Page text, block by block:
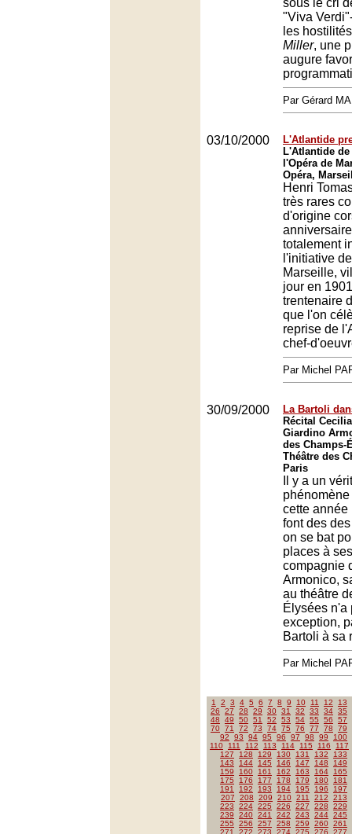
sous le cri
"Viva
les
Miller, une
augure
Par Gérard
03/10/2000
L'Atlantide
L'Atlantide
l'Opéra de
Opéra,
Henri
très rares
d'origine
totalement
l'initiative
Marseille,
jour en
trentenaire
que l'on
reprise de
chef-
Par Michel
30/09/2000
La Bartoli
Récital
Giardino
des Champs-
Théâtre des
Paris
Il y a un
cette année
font des
on se bat
places à
compagnie
Armonico,
au théâtre
Élysées n'a
exception,
Bartoli à sa
Par Michel
1 2 3 4 5 6 7 8 9 10 11 12
13
26
27 28 29 30 31 32 33 34 35
48
49 50 51 52 53 54 55 56
57
70 71 72 73 74 75 76 77 78
79
92
93 94 95 96 97 98 99
100
110
111 112 113 114 115 116
117
127
128 129 130 131 132
133
143
144 145 146 147 148
149
159
160 161 162 163 164
165
175
176 177 178 179 180
181
191
192 193 194 195 196
197
207
208 209 210 211 212
213
223
224 225 226 227 228
229
239
240 241 242 243 244 245
255
256 257 258 259 260 261
271
272 273 274 275 276
277